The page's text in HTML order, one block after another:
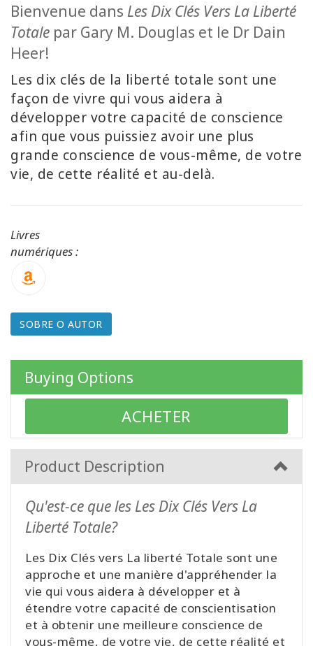
ADV
Exibir
tópicos
Ver
autores
Produtos
por
idioma
CONTATO
PESQUISAR
Bienvenue dans Les Dix Clés Vers La Liberté
Totale par Gary M. Douglas et le Dr Dain
Heer!
Les dix clés de la liberté totale sont une
façon de vivre qui vous aidera à
développer votre capacité de conscience
afin que vous puissiez avoir une plus
grande conscience de vous-même, de votre
vie, de cette réalité et au-delà.
Livres
numériques :
SOBRE O AUTOR
Buying Options
ACHETER
Product Description
Qu'est-ce que les Les Dix Clés Vers La
Liberté Totale?
Les Dix Clés vers La liberté Totale sont une
approche et une manière d'appréhender la
vie qui vous aidera à développer et à
étendre votre capacité de conscientisation
et à obtenir une meilleure conscience de
vous-même, de votre vie, de cette réalité et